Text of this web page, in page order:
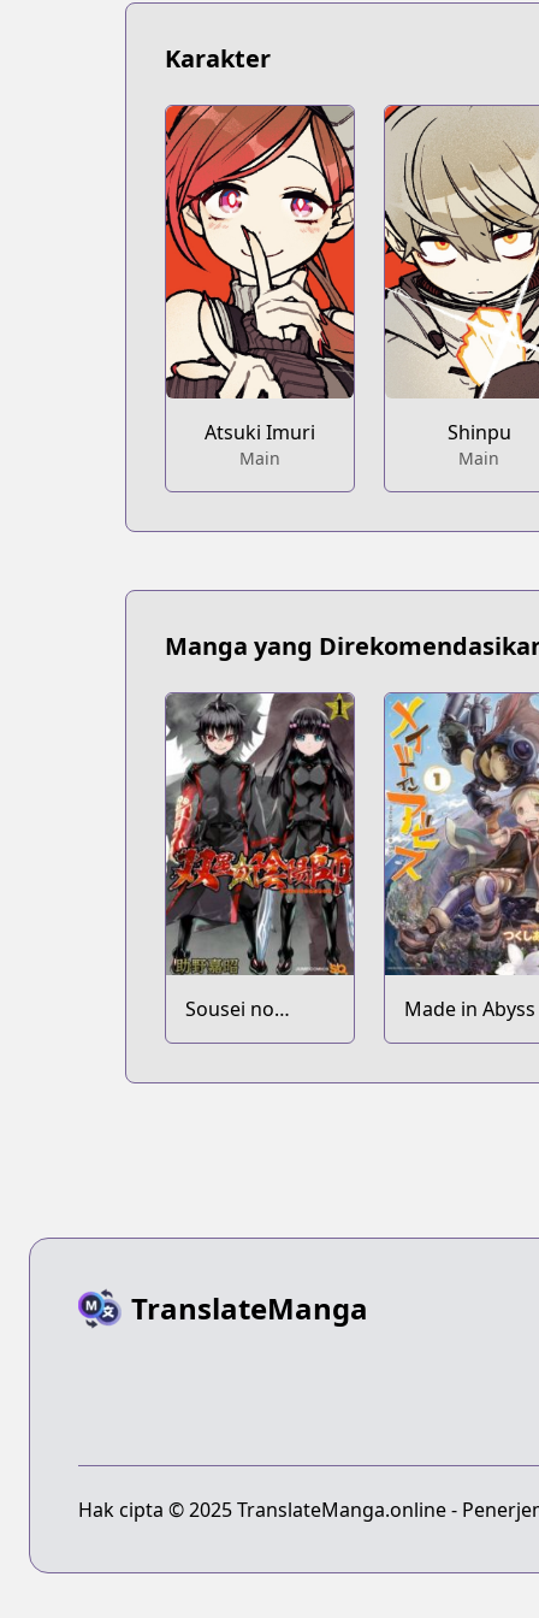
https://bookwalker.jp/series/351107/
Official English
Karakter
Atsuki Imuri
Main
Shinpu
Main
Manga yang
Sousei no
Onmyouji
Made in Abyss
TranslateManga
Hak cipta © 2025 TranslateManga.online -